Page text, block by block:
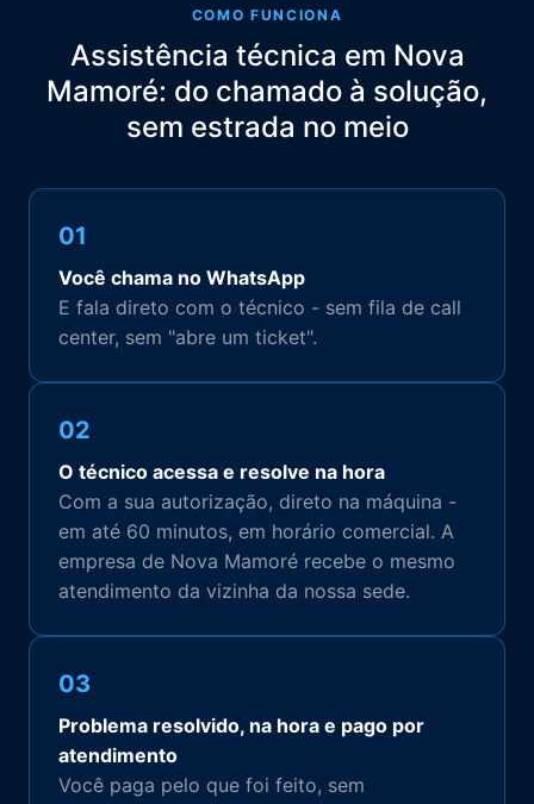
COMO FUNCIONA
Assistência técnica em Nova
Mamoré: do chamado à solução,
sem estrada no meio
01
Você chama no WhatsApp
E fala direto com o técnico - sem fila de call
center, sem "abre um ticket".
02
O técnico acessa e resolve na hora
Com a sua autorização, direto na máquina -
em até 60 minutos, em horário comercial. A
empresa de Nova Mamoré recebe o mesmo
atendimento da vizinha da nossa sede.
03
Problema resolvido, na hora e pago por
atendimento
Você paga pelo que foi feito, sem